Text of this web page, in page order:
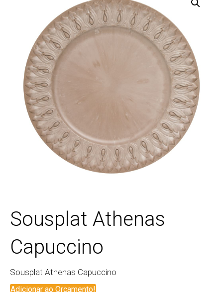
Sousplat Athenas
Capuccino
Sousplat Athenas Capuccino
Adicionar ao Orçamento!